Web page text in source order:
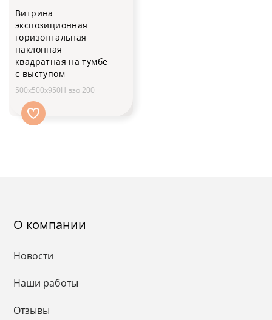
Витрина
экспозиционная
горизонтальная
наклонная
квадратная на тумбе
с выступом
500x500x950H вэо 200
О компании
Новости
Наши работы
Отзывы